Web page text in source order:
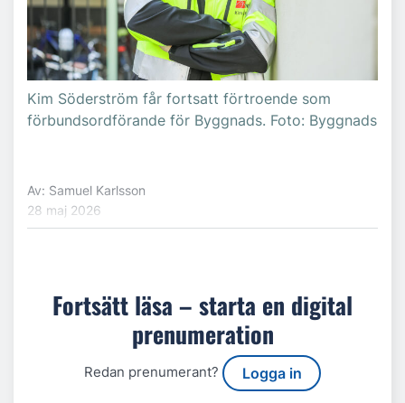
Kim Söderström får fortsatt förtroende som
förbundsordförande för Byggnads. Foto: Byggnads
Av: Samuel Karlsson
28 maj 2026
Fortsätt läsa – starta en digital
prenumeration
Redan prenumerant? Logga in